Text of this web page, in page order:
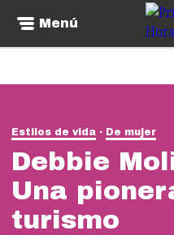
Menú
Estilos de vida De mujer
Debbie
Una
turismo